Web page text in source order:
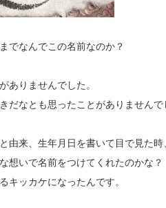
でなんでこの名前なのか？
ありませんでした。
だなとも思ったことがありませんで
由来、生年月日を書いて目で見た時
想いで名前をつけてくれたのかな？
キッカケになったんです。